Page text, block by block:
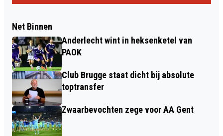
Net Binnen
Anderlecht wint in heksenketel van
PAOK
Club Brugge staat dicht bij absolute
toptransfer
Zwaarbevochten zege voor AA Gent